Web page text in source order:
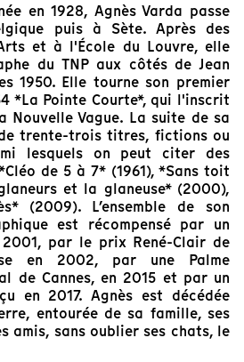
en 1928, Agnès Varda passe
puis à Sète. Après des
et à l'École du Louvre, elle
du TNP aux côtés de Jean
1950. Elle tourne son premier
*La Pointe Courte*, qui l'inscrit
Nouvelle Vague. La suite de sa
trente-trois titres, fictions ou
lesquels on peut citer des
de 5 à 7* (1961), *Sans toit
et la glaneuse* (2000),
(2009). L’ensemble de son
est récompensé par un
2001, par le prix René-Clair de
en 2002, par une Palme
de Cannes, en 2015 et par un
en 2017. Agnès est décédée
entourée de sa famille, ses
amis, sans oublier ses chats, le